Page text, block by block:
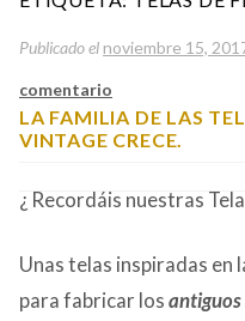
QUÉ HACEMOS
QUIÉNES SOMOS
Publicado el noviembre 15,
comentario
LA FAMILIA DE LAS
VINTAGE CRECE.
¿ Recordáis nuestras
Unas telas inspiradas en
para fabricar losantiguos